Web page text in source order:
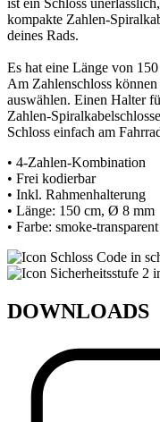
ist ein Schloss
kompakte Zahlen-
deines Rads.
Es hat eine Länge von
Am Zahlenschloss
auswählen. Einen Halter
Zahlen-
Schloss einfach am
• 4-Zahlen-Kombination
• Frei kodierbar
• Inkl. Rahmenhalterung
• Länge: 150 cm, Ø 8 mm
• Farbe: smoke-transparent
DOWNLOADS